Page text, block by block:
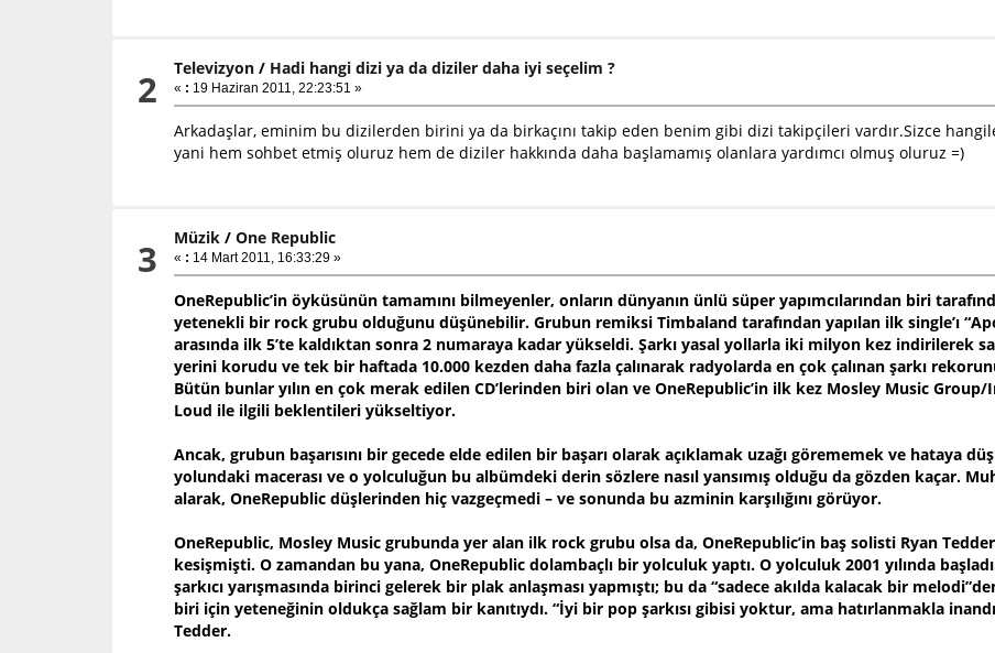
2 Televizyon / Hadi hangi dizi ya da diziler daha iyi seçelim ?
« : 19 Haziran 2011, 22:23:51 »
Arkadaşlar, eminim bu dizilerden birini ya da birkaçını takip eden benim gibi dizi takipçileri vardır.Sizce
yani hem sohbet etmiş oluruz hem de diziler hakkında daha başlamamış olanlara yardımcı olmuş oluruz =)
3 Müzik /One Republic
« : 14 Mart 2011, 16:33:29 »
OneRepublic’in öyküsünün tamamını bilmeyenler, onların dünyanın ünlü süper yapımcılarından biri
yetenekli bir rock grubu olduğunu düşünebilir. Grubun remiksi Timbaland tarafından yapılan ilk single’ı
arasında ilk 5’te kaldıktan sonra 2 numaraya kadar yükseldi. Şarkı yasal yollarla iki milyon kez indirilerek
yerini korudu ve tek bir haftada 10.000 kezden daha fazla çalınarak radyolarda en çok çalınan şarkı
Bütün bunlar yılın en çok merak edilen CD’lerinden biri olan ve OneRepublic’in ilk kez Mosley Music
Loud ile ilgili beklentileri yükseltiyor.
Ancak, grubun başarısını bir gecede elde edilen bir başarı olarak açıklamak uzağı görememek ve hataya
yolundaki macerası ve o yolculuğun bu albümdeki derin sözlere nasıl yansımış olduğu da gözden kaçar.
alarak, OneRepublic düşlerinden hiç vazgeçmedi – ve sonunda bu azminin karşılığını görüyor.
OneRepublic, Mosley Music grubunda yer alan ilk rock grubu olsa da, OneRepublic’in baş solisti Ryan
kesişmişti. O zamandan bu yana, OneRepublic dolambaçlı bir yolculuk yaptı. O yolculuk 2001 yılında
şarkıcı yarışmasında birinci gelerek bir plak anlaşması yapmıştı; bu da “sadece akılda kalacak bir
biri için yeteneğinin oldukça sağlam bir kanıtıydı. “İyi bir pop şarkısı gibisi yoktur, ama hatırlanmakla
Tedder.